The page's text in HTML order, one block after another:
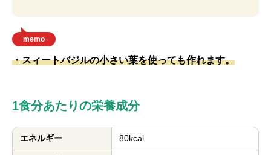
memo
・スィートバジルの小さい葉を使っても作れます。
1食分あたりの栄養成分
エネルギー 80kcal